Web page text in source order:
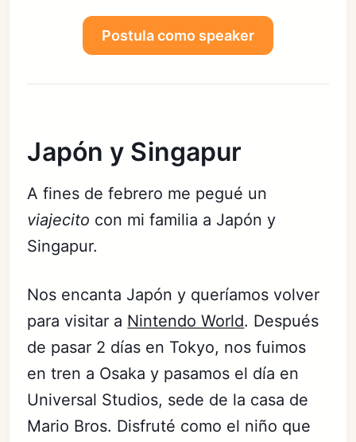
Postula como speaker
Japón y Singapur
A fines de febrero me pegué un
viajecito con mi familia a Japón y
Singapur.
Nos encanta Japón y queríamos volver
para visitar a Nintendo World. Después
de pasar 2 días en Tokyo, nos fuimos
en tren a Osaka y pasamos el día en
Universal Studios, sede de la casa de
Mario Bros. Disfruté como el niño que